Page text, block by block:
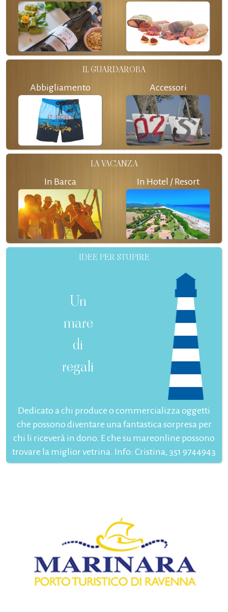
IL GUARDAROBA
Abbigliamento Accessori
LA VACANZA
In Barca In Hotel / Resort
IDEE PER STUPIRE
Un
mare
di
regali
Dedicato a chi produce o commercializza oggetti
che possono diventare una fantastica sorpresa per
chi li riceverà in dono. E che su mareonline possono
trovare la miglior vetrina. Info: Cristina, 351 9744943